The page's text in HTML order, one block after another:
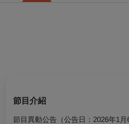
節目介紹
節目異動公告（公告日：2026年1月